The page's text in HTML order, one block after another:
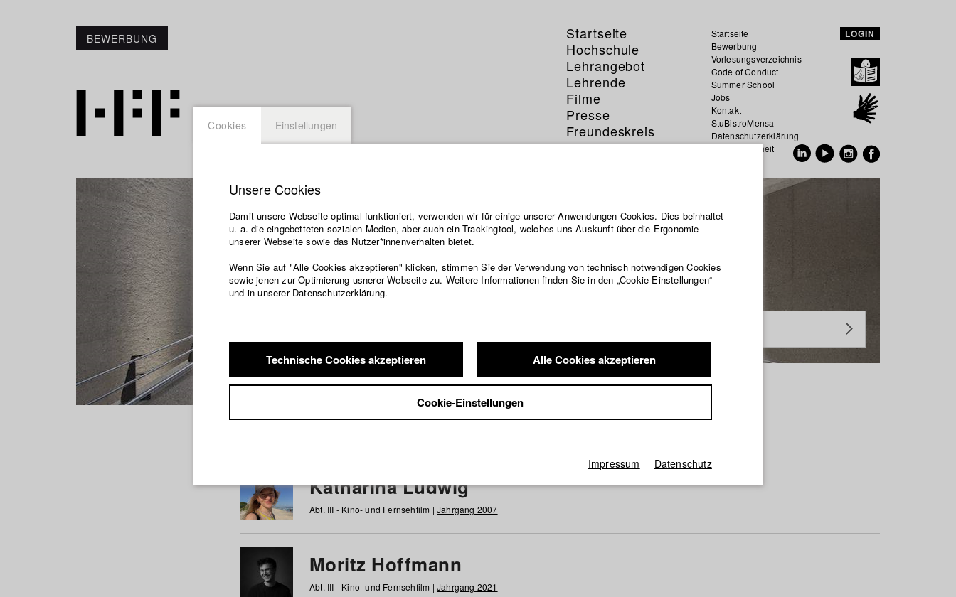
BEWERBUNG
Startseite
Hochschule
Lehrangebot
Lehrende
Filme
Presse
Freundeskreis
Service
Startseite
Bewerbung
Vorlesungsverzeichnis
Code of Conduct
Summer School
Jobs
Kontakt
StuBistroMensa
Datenschutzerklärung
Datensicherheit
LOGIN
Studierende / Alumni
a b c d e f g h i j k l m n o p q r s t u v w x y z Alle
Katharina Ludwig
Abt. III - Kino- und Fernsehfilm | Jahrgang 2007
Moritz Hoffmann
Abt. III - Kino- und Fernsehfilm | Jahrgang 2021
Cookies Einstellungen
Unsere Cookies
Damit unsere Webseite optimal funktioniert, verwenden wir für einige unserer Anwendungen Cookies. Dies beinhaltet
u. a. die eingebetteten sozialen Medien, aber auch ein Trackingtool, welches uns Auskunft über die Ergonomie
unserer Webseite sowie das Nutzer*innenverhalten bietet.
Wenn Sie auf "Alle Cookies akzeptieren" klicken, stimmen Sie der Verwendung von technisch notwendigen Cookies
sowie jenen zur Optimierung usnerer Webseite zu. Weitere Informationen finden Sie in den „Cookie-Einstellungen“
und in unserer Datenschutzerklärung.
Technische Cookies akzeptieren Alle Cookies akzeptieren
Cookie-Einstellungen
Impressum Datenschutz